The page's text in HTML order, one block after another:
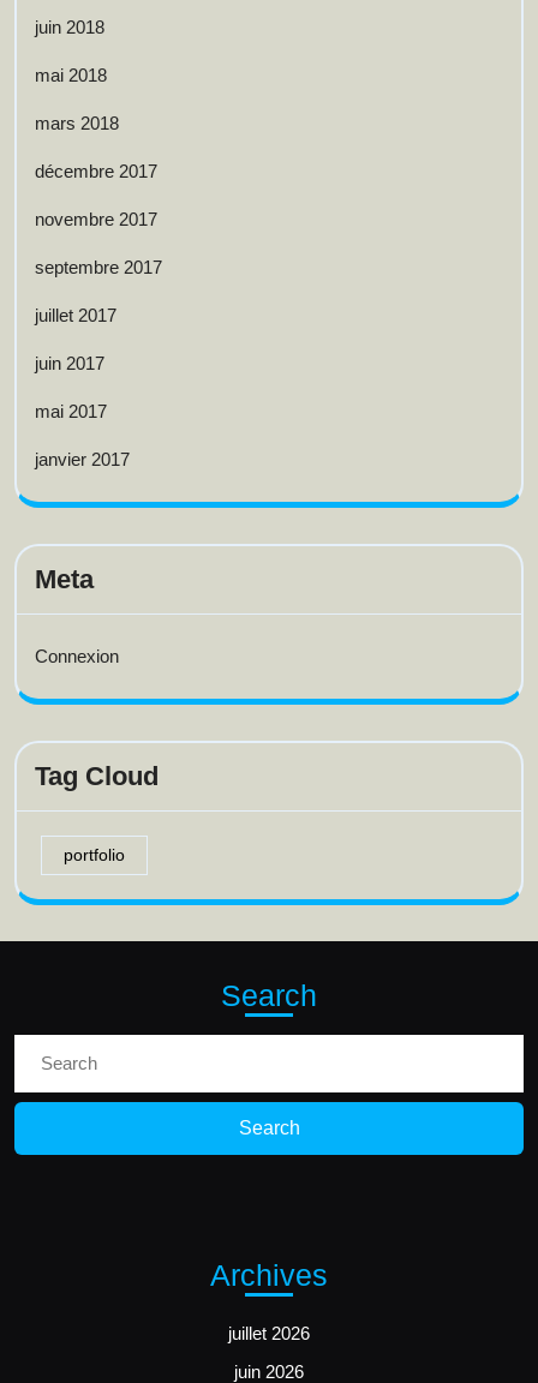
juin 2018
mai 2018
mars 2018
décembre 2017
novembre 2017
septembre 2017
juillet 2017
juin 2017
mai 2017
janvier 2017
Meta
Connexion
Tag Cloud
portfolio
Search
Archives
juillet 2026
juin 2026